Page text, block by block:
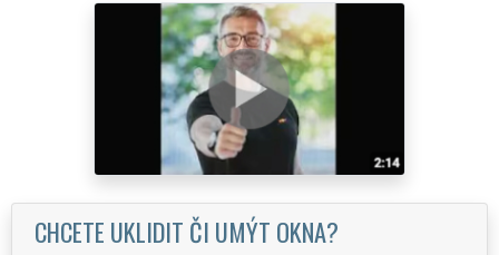
CHCETE UKLIDIT ČI UMÝT OKNA?